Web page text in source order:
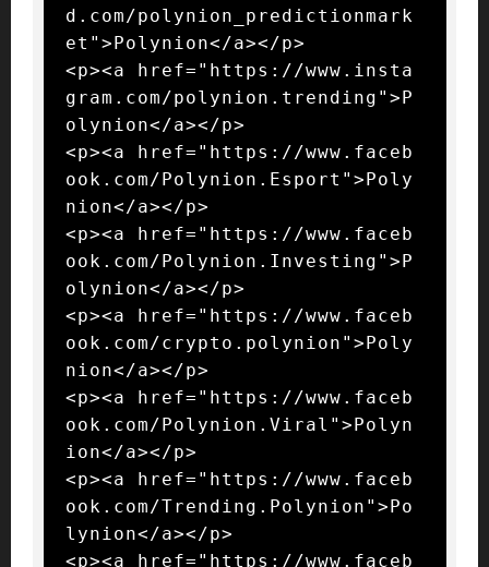
d.com/polynion_predictionmark
et">Polynion</a></p>
<p><a href="https://www.insta
gram.com/polynion.trending">P
olynion</a></p>
<p><a href="https://www.faceb
ook.com/Polynion.Esport">Poly
nion</a></p>
<p><a href="https://www.faceb
ook.com/Polynion.Investing">P
olynion</a></p>
<p><a href="https://www.faceb
ook.com/crypto.polynion">Poly
nion</a></p>
<p><a href="https://www.faceb
ook.com/Polynion.Viral">Polyn
ion</a></p>
<p><a href="https://www.faceb
ook.com/Trending.Polynion">Po
lynion</a></p>
<p><a href="https://www.faceb